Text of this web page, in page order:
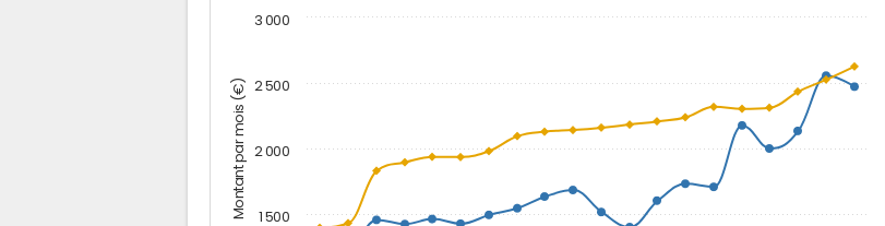
Montant par mois (€) 1 500
2 000
2 500
3 000